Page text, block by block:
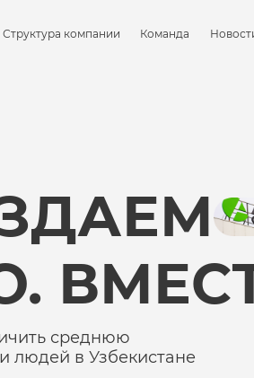
Структура компании Команда
среднюю
людей в Узбекистане